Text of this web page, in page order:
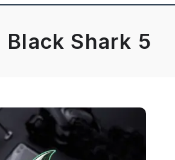
Black Shark 5